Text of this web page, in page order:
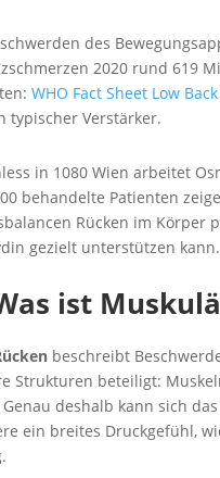
des
2020 rund 619
WHO Fact Sheet Low
typischer Verstärker.
in 1080 Wien arbeitet
behandelte Patienten
Rücken im
gezielt unterstützen kann.
ist
beschreibt
Strukturen beteiligt:
deshalb kann sich
ein breites Druckgefühl,